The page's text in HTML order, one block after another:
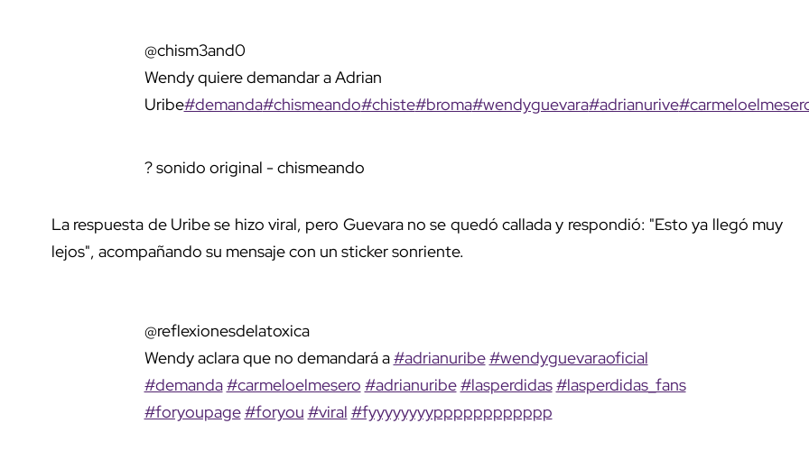
@chism3and0
Wendy quiere demandar a Adrian
Uribe#demanda#chismeando#chiste#broma#wendyguevara#adrianurive
? sonido original - chismeando
La respuesta de Uribe se hizo viral, pero Guevara no se quedó callada y respondió: "Esto ya llegó muy
lejos", acompañando su mensaje con un sticker sonriente.
@reflexionesdelatoxica
Wendy aclara que no demandará a#adrianuribe#wendyguevaraoficial
#demanda#carmeloelmesero #adrianuribe#lasperdidas#lasperdidas_fans
#foryoupage#foryou #viral #fyyyyyyyypppppppppppp